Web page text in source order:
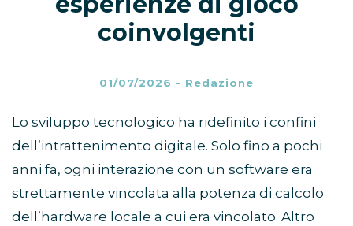
coinvolgenti
01/07/2026 - Redazione
Lo sviluppo tecnologico ha ridefinito i confini
dell’intrattenimento digitale. Solo fino a pochi
anni fa, ogni interazione con un software era
strettamente vincolata alla potenza di calcolo
dell’hardware locale a cui era vincolato. Altro